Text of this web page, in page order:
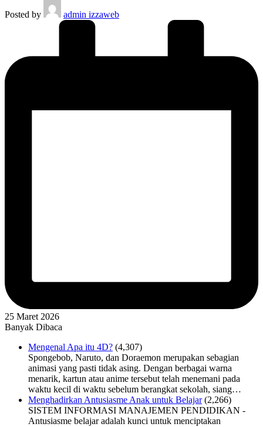
Posted by
admin izzaweb
25 Maret 2026
Banyak Dibaca
Mengenal Apa itu 4D? (4,307)
Spongebob, Naruto, dan Doraemon merupakan sebagian
animasi yang pasti tidak asing. Dengan berbagai warna
menarik, kartun atau anime tersebut telah menemani pada
waktu kecil di waktu sebelum berangkat sekolah, siang…
Menghadirkan Antusiasme Anak untuk Belajar (2,266)
SISTEM INFORMASI MANAJEMEN PENDIDIKAN -
Antusiasme belajar adalah kunci untuk menciptakan